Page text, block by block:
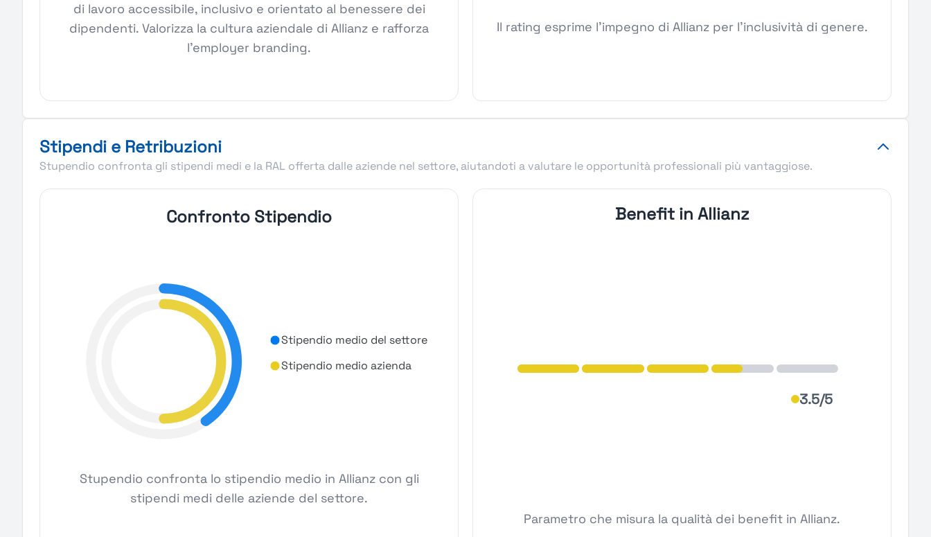
di lavoro accessibile, inclusivo e orientato al benessere dei
dipendenti. Valorizza la cultura aziendale di Allianz e rafforza
l'employer branding.
Il rating esprime l'impegno di Allianz per l'inclusività di genere.
Stipendi e Retribuzioni
Stupendio confronta gli stipendi medi e la RAL offerta dalle aziende nel settore, aiutandoti a valutare le opportunità professionali più vantaggiose.
Confronto Stipendio
Stipendio medio del settore
Stipendio medio azienda
Stupendio confronta lo stipendio medio in Allianz con gli
stipendi medi delle aziende del settore.
Benefit in Allianz
3.5/5
Parametro che misura la qualità dei benefit in Allianz.